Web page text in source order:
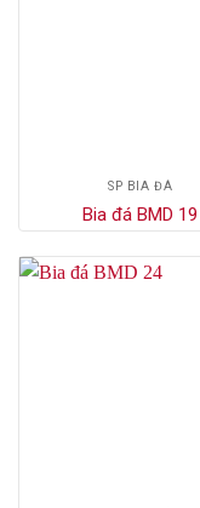
SP BIA ĐÁ
Bia đá BMD 19